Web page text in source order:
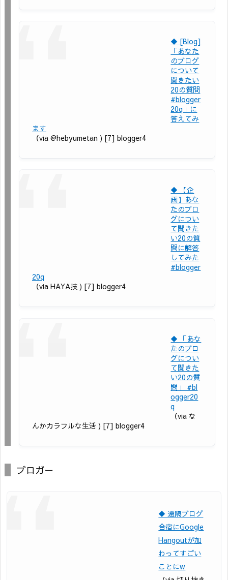
◆ [Blog]
「あなた
のブログ
について
聞きたい
20の質問
#blogger
20q」に
答えてみ
ます
（via @hebyumetan ) [7] blogger4
◆ 【企
画】あな
たのブロ
グについ
て聞きた
い20の質
問に解答
してみた
#blogger
20q
（via HAYA技 ) [7] blogger4
◆ 「あな
たのブロ
グについ
て聞きた
い20の質
問」 #bl
ogger20
q
（via な
んかカラフルな生活 ) [7] blogger4
ブロガー
◆ 遠隔ブログ
合宿にGoogle
Hangoutが加
わってすごい
ことにw